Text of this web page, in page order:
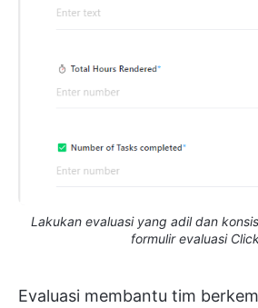
Lakukan evaluasi yang adil dan
formulir evaluasi
Evaluasi membantu tim